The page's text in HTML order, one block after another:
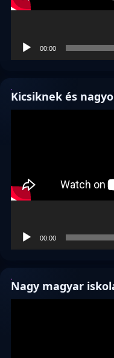
00:00
Kicsiknek és
00:00
Nagy magyar